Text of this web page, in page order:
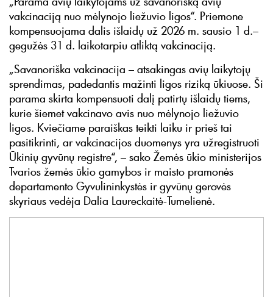
vakcinaciją nuo mėlynojo liežuvio ligos“. Priemone
kompensuojama dalis išlaidų už 2026 m. sausio 1 d.–
gegužės 31 d. laikotarpiu atliktą vakcinaciją.
„Savanoriška vakcinacija – atsakingas avių laikytojų
sprendimas, padedantis mažinti ligos riziką ūkiuose. Ši
parama skirta kompensuoti dalį patirtų išlaidų tiems,
kurie šiemet vakcinavo avis nuo mėlynojo liežuvio
ligos. Kviečiame paraiškas teikti laiku ir prieš tai
pasitikrinti, ar vakcinacijos duomenys yra užregistruoti
Ūkinių gyvūnų registre“, – sako Žemės ūkio ministerijos
Tvarios žemės ūkio gamybos ir maisto pramonės
departamento Gyvulininkystės ir gyvūnų gerovės
skyriaus vedėja Dalia Laureckaitė-Tumelienė.